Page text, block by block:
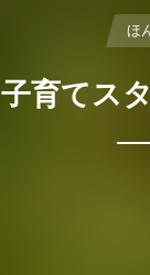
ほ
子育てス